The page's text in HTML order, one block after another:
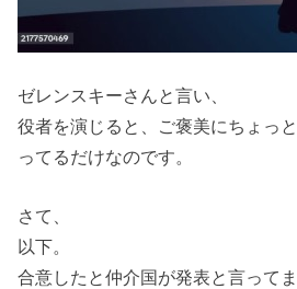
ゼレンスキーさんと言い、
役者を演じると、ご褒美にちょっ
ってるだけなのです。
さて、
以下。
合意したと仲介国が発表と言ってま